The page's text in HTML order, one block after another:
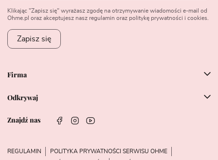
Firma
Odkrywaj
Znajdź nas
Klikając "Zapisz się" wyrażasz zgodę na otrzymywanie wiadomości e-mail od
Ohme.pl oraz akceptujesz nasz regulamin oraz politykę prywatności i cookies.
Zapisz się
REGULAMIN
POLITYKA PRYWATNOŚCI SERWISU OHME